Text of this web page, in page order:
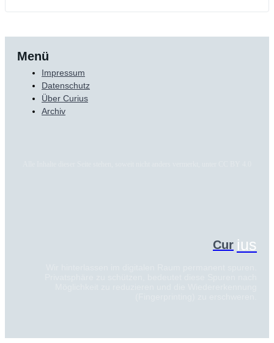
Menü
Impressum
Datenschutz
Über Curius
Archiv
Cur ius